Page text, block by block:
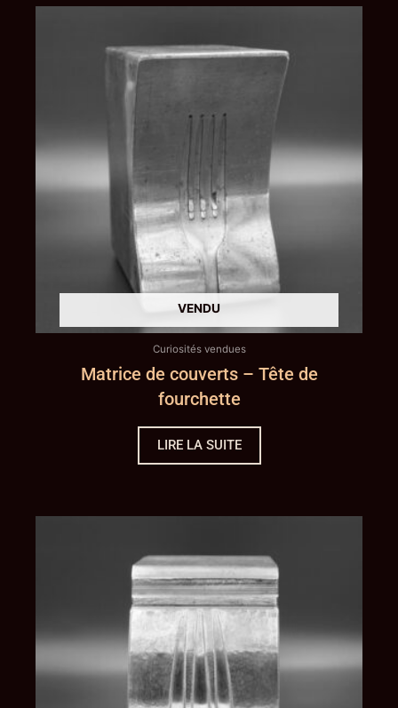
Curiosités vendues
Matrice de couverts – Tête de
fourchette
LIRE LA SUITE